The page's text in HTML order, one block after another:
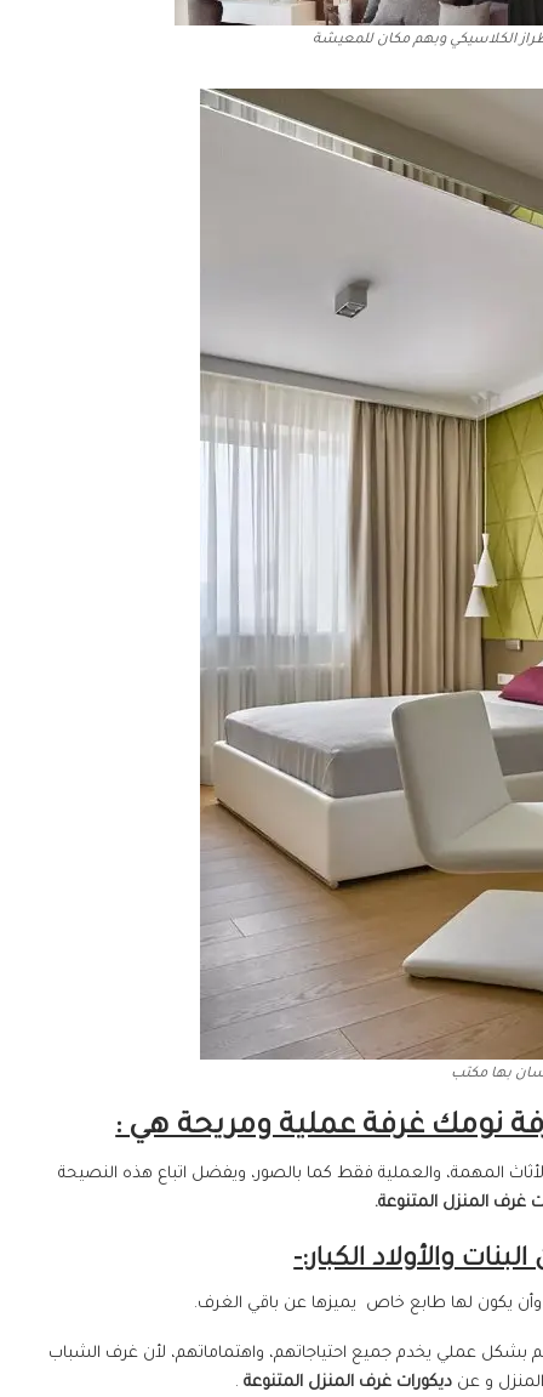
الكلاسيكي وبهم مكان للمعيشة
بها مكتب
نومك غرفة عملية ومريحة هي :
المهمة، والعملية فقط كما بالصور، ويفضل اتباع هذه النصيحة
غرف المنزل المتنوعة.
والأولاد الكبار:-
يكون لها طابع خاص يميزها عن باقي الغرف.
بشكل عملي يخدم جميع احتياجاتهم، واهتماماتهم، لأن غرف الشباب
و عن ديكورات غرف المنزل المتنوعة.